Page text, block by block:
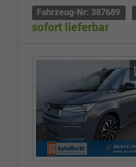
Fahrzeug-Nr: 387689
sofort lieferbar